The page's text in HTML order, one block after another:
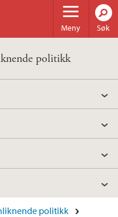
Meny Søk
politikk
politikk